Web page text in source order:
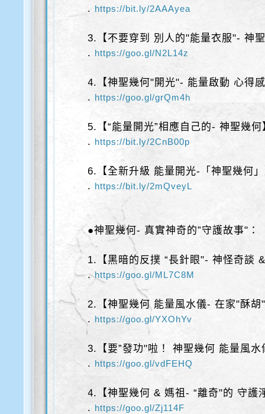
. https://bit.ly/2AAAyea
3.【不要穿到 別人的"能量衣服"- 神
. https://goo.gl/N2L14z
4.【神聖幾何"開光"- 能量啟動 心得
. https://goo.gl/grQm4h
5.【“能量開光”相應自己的- 神聖幾何
. https://bit.ly/2CnB00p
6.【全新升級 能量開光-「神聖幾何
. https://bit.ly/2mQveyL
●神聖幾何- 真實神奇的”守護故事"：
1.【黑暗的反撲 “長針眼"- 神怪奇談
.https://goo.gl/ML7C8M
2.【神聖幾何 能量風水儀- 在家"酥
. https://goo.gl/YXOhYv
3.【要”發功"啦！ 神聖幾何 能量風水
. https://goo.gl/vdFEHQ
4.【神聖幾何 & 媽祖- “離奇"的 守護
. https://goo.gl/Zj114F